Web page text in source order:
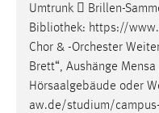
Umtrunk  Brillen-
Bibliothek: https://
Chor & -Orchester
Brett“, Aushänge Mensa
Hörsaalgebäude oder
aw.de/studium/